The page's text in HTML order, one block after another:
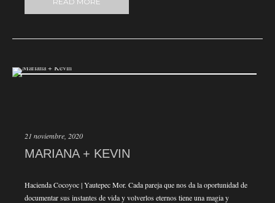
21 noviembre, 2020
MARIANA + KEVIN
Hacienda Cocoyoc | Yautepec Mor. Cada pareja que nos da la oportunidad de
documentar sus instantes de vida y volverlos eternos tiene una magia y